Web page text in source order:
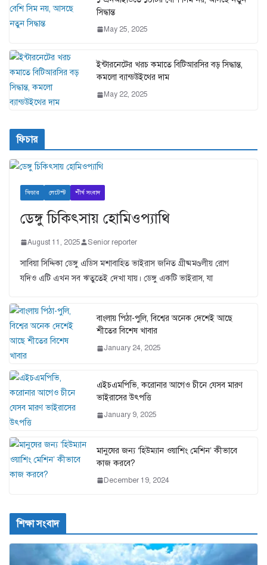
সিদ্ধান্ত
May 25, 2025
ইন্টারনেটের খরচ কমাতে বিটিআরসির বড় সিদ্ধান্ত,
কমলো ব্যান্ডউইথের দাম
May 22, 2025
ফিচার
ফিচার লেটেস্ট শীর্ষ সংবাদ
ডেঙ্গু চিকিৎসায় হোমিওপ্যাথি
August 11, 2025 Senior reporter
সাবিয়া সিদ্দিকা ডেঙ্গু এডিস মশাবাহিত ভাইরাস জনিত গ্রীষ্মমণ্ডলীয় রোগ
যদিও এটি এখন সব ঋতুতেই দেখা যায়। ডেঙ্গু একটি ভাইরাস, যা
বাংলায় পিঠা-পুলি, বিশ্বের অনেক দেশেই আছে
শীতের বিশেষ খাবার
January 24, 2025
এইচএমপিভি, করোনার আগেও চীনে যেসব মারণ
ভাইরাসের উৎপত্তি
January 9, 2025
মানুষের জন্য ‘হিউম্যান ওয়াশিং মেশিন’ কীভাবে
কাজ করবে?
December 19, 2024
শিক্ষা সংবাদ